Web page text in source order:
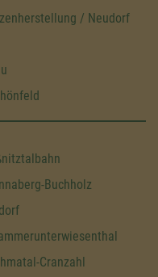
/ Neudorf
Buchholz
Cranzahl